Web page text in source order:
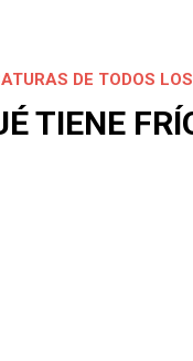
DE TODOS
TIENE